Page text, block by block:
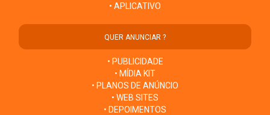
• APLICATIVO
QUER ANUNCIAR ?
• PUBLICIDADE
• MÍDIA KIT
• PLANOS DE ANÚNCIO
• WEB SITES
• DEPOIMENTOS